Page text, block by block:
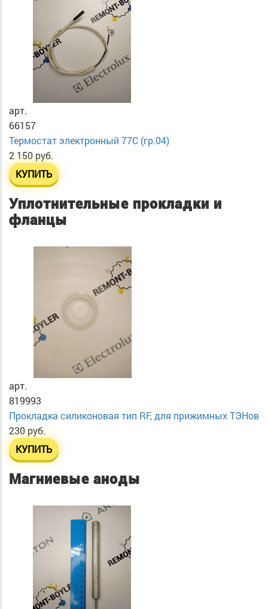
арт.
66157
Термостат электронный 77C (гр.04)
2 150 руб.
КУПИТЬ
Уплотнительные прокладки и
фланцы
арт.
819993
Прокладка силиконовая тип RF, для прижимных ТЭНов
230 руб.
КУПИТЬ
Магниевые аноды